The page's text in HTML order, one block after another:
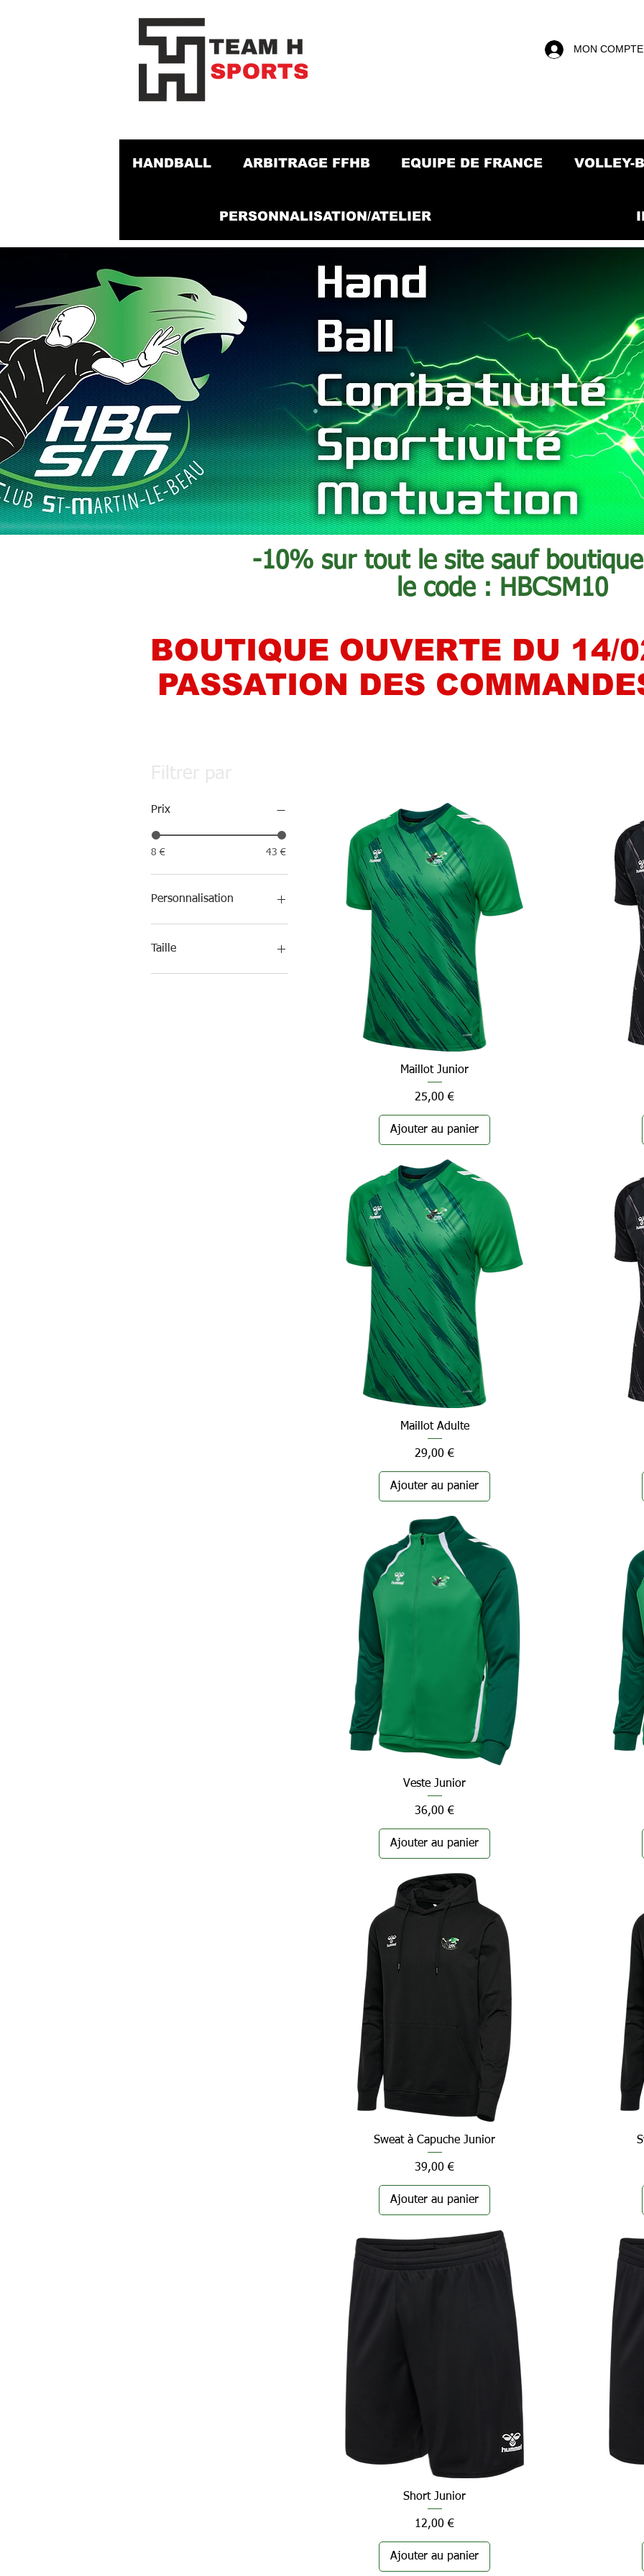
MON COMPTE
HANDBALL ARBITRAGE FFHB EQUIPE DE FRANCE VOLLEY-
PERSONNALISATION/ATELIER
-10% sur tout le site sauf
le code : HBCSM10
BOUTIQUE OUVERTE DU 14/
PASSATION DES
Prix
8 € 43 €
Personnalisation
Initiales au choix
Taille
Aperçu rapide
Maillot Junior
Prix
25,00 €
Ajouter au panier
Aperçu rapide
Maillot Adulte
Prix
29,00 €
Ajouter au panier
Aperçu rapide
Veste Junior
Prix
36,00 €
Ajouter au panier
Aperçu rapide
Sweat à Capuche Junior
Prix
39,00 €
Ajouter au panier
Aperçu rapide
Short Junior
Prix
12,00 €
Ajouter au panier